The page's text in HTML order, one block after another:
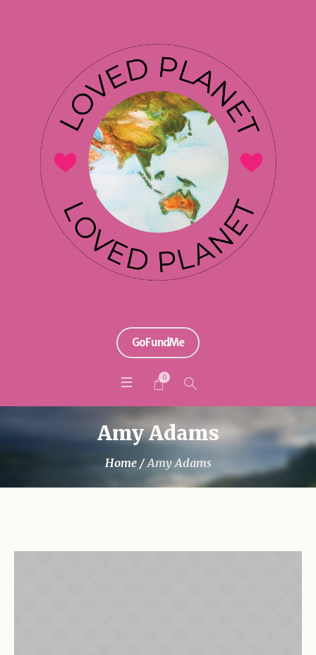
GoFundMe
0
Amy Adams
Home /Amy Adams